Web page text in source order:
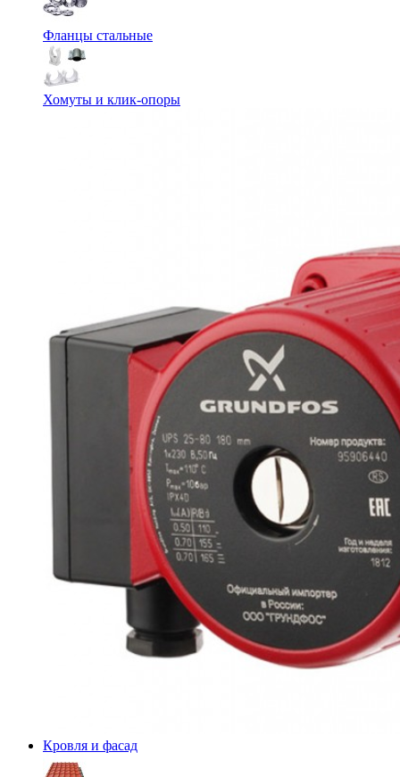
Фланцы стальные
Хомуты и клик-опоры
Кровля и фасад